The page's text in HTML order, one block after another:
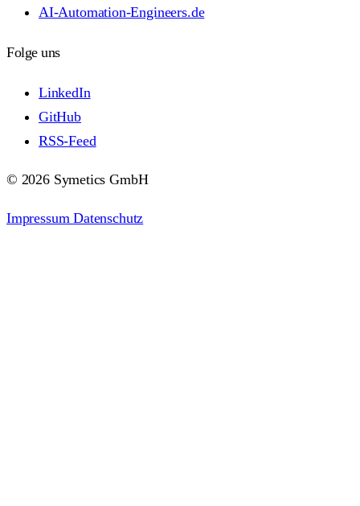
AI-Automation-Engineers.de
Folge uns
LinkedIn
GitHub
RSS-Feed
© 2026 Symetics GmbH
ImpressumDatenschutz